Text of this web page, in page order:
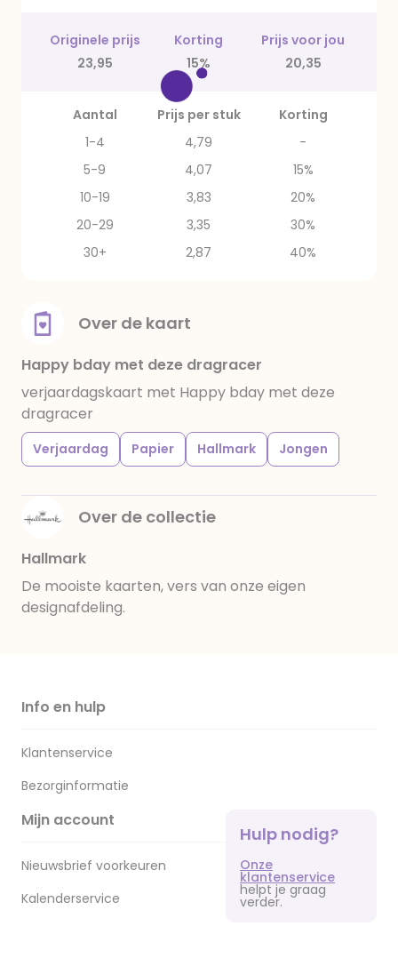
Originele prijs Korting
Prijs voor jou
23,95
15% 20,35
Aantal Prijs per stuk
Korting
1-4
4,79
-
5-9
4,07
15%
10-19
3,83
20%
20-29
3,35
30%
30+
2,87 40%
Over de kaart
Happy bday met deze dragracer
verjaardagskaart met Happy bday met deze
dragracer
Verjaardag Papier Hallmark Jongen
Over de collectie
Hallmark
De mooiste kaarten, vers van onze eigen
designafdeling.
Info en hulp
Klantenservice
Bezorginformatie
Mijn account
Nieuwsbrief voorkeuren
Kalenderservice
Hulp nodig?
Onze
klantenservice
helpt je graag
verder.